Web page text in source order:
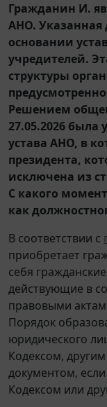
Гражданин И.
АНО. Указанная
основании
учредителей.
структуры
Решением
27.05.2026 была
устава АНО, в
президента,
исключена из
С какого
как
В соответствии с
приобретает
себя
действующие в
правовыми
Порядок
юридического
Кодексом,
документом,
Кодексом или